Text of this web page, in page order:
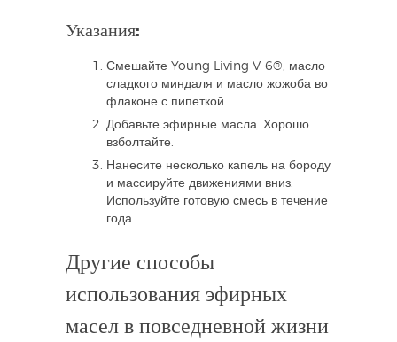
Указания:
Смешайте Young Living V-6®, масло
сладкого миндаля и масло жожоба во
флаконе с пипеткой.
Добавьте эфирные масла. Хорошо
взболтайте.
Нанесите несколько капель на бороду
и массируйте движениями вниз.
Используйте готовую смесь в течение
года.
Другие способы
использования эфирных
масел в повседневной жизни